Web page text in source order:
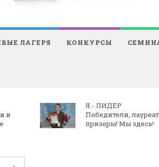
ЛАГЕРЯ КОНКУРСЫ
и
Я - ЛИДЕР
Победители,
призеры! Мы здесь!